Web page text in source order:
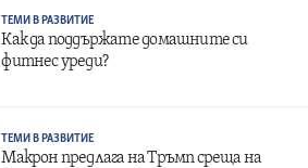
ТЕМИ В РАЗВИТИЕ
Как да поддържате домашните си
фитнес уреди?
ТЕМИ В РАЗВИТИЕ
Макрон предлага на Тръмп среща на